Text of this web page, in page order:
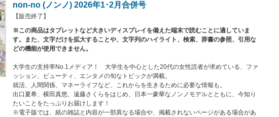
non-no (ノンノ) 2026年1･2月合併号
【販売終了】
※この商品はタブレットなど大きいディスプレイを備えた端末で読むことに適していま
す。また、文字だけを拡大することや、文字列のハイライト、検索、辞書の参照、引用な
どの機能が使用できません。
大学生の支持率No.1メディア！ 大学生を中心とした20代の女性読者が求めている、ファ
ッション、ビューティ、エンタメの旬なトピックが満載。
就活、人間関係、マネーライフなど、これからを生きるために必要な情報も。
出口夏希、横田真悠、遠藤さくらをはじめ、日本一豪華なノンノモデルとともに、今知り
たいことをたっぷりお届けします！
※電子版では、紙の雑誌と内容が一部異なる場合や、掲載されないページがある場合があ